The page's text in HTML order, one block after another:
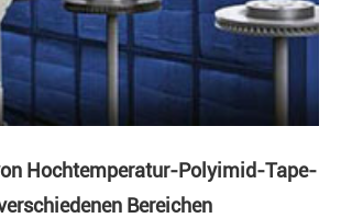
Hochtemperatur-Polyimid-Tape-
Bereichen